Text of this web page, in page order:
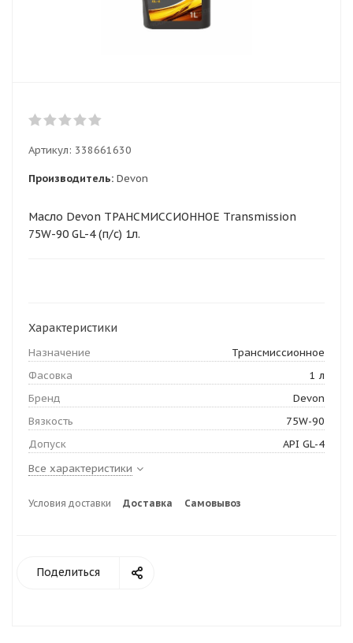
Артикул: 338661630
Производитель: Devon
Масло Devon ТРАНСМИССИОННОЕ Transmission
75W-90 GL-4 (п/с) 1л.
Характеристики
Назначение
Трансмиссионное
Фасовка
1 л
Бренд
Devon
Вязкость
75W-90
Допуск
API GL-4
Все характеристики
Условия доставки Доставка Самовывоз
Поделиться